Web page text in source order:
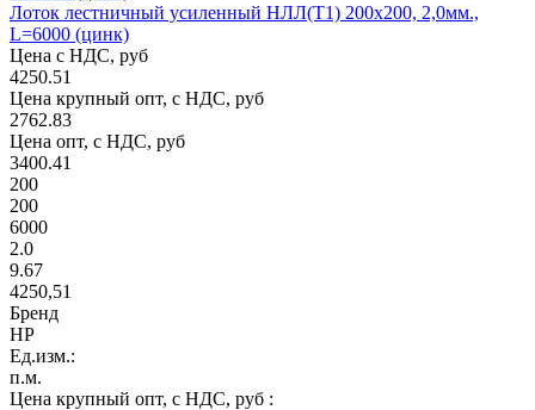
Лоток лестничный усиленный НЛЛ(Т1) 200х200, 2,0мм.,
L=6000 (цинк)
Цена с НДС, руб
4250.51
Цена крупный опт, с НДС, руб
2762.83
Цена опт, с НДС, руб
3400.41
200
200
6000
2.0
9.67
4250,51
Бренд
НР
Ед.изм.:
п.м.
Цена крупный опт, с НДС, руб :